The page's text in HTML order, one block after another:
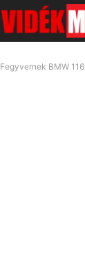
Fegyvernek BMW 116